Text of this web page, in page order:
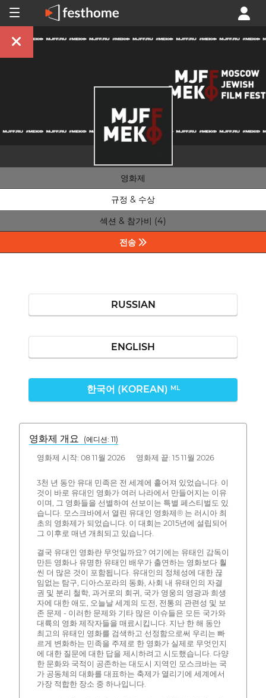
영화제
규정 & 수상
섹션 & 참가비 (4)
전송
RUSSIAN
ENGLISH
한국어 (KOREAN) ML
영화제 개요 (에디션: 11)
영화제 시작: 08 11월 2026 영화제 끝: 15 11월 2026
3천 년 동안 유대 민족은 전 세계에 흩어져 있었습니다. 이
것이 바로 유대인 영화가 여러 나라에서 만들어지는 이유
이며, 그 영화들을 선별하여 선보이는 특별 페스티벌도 있
습니다. 모스크바에서 열린 유대인 영화제® 는 러시아 최
초의 영화제가 되었습니다. 이 대회는 2015년에 설립되어
그 이후로 매년 개최되고 있습니다.
결국 유대인 영화란 무엇일까요? 여기에는 유태인 감독이
만든 영화나 유명한 유태인 배우가 출연하는 영화보다 훨
씬 더 많은 것이 포함됩니다. 유대인의 정체성에 대한 끊
임없는 탐구, 디아스포라의 동화, 사회 내 유태인의 자결
권 및 분리 철학, 과거로의 회귀, 국가 영웅의 영광과 희생
자에 대한 애도, 오늘날 세계의 도전, 전통의 관련성 및 보
존 문제 - 이러한 문제와 기타 많은 이슈들은 모든 국가와
대륙의 영화 제작자들을 매료시킵니다. 지난 한 해 동안
최고의 유태인 영화를 검색하고 선정함으로써 우리는 빠
르게 변화하는 민족을 주제로 한 영화가 실제로 무엇인지
에 대한 질문에 대한 답을 제시하려고 시도했습니다. 다양
한 문화와 국적이 공존하는 대도시 지역인 모스크바는 국
가 공동체의 대화를 대표하는 축제가 열리기에 세계에서
가장 적합한 장소 중 하나입니다.